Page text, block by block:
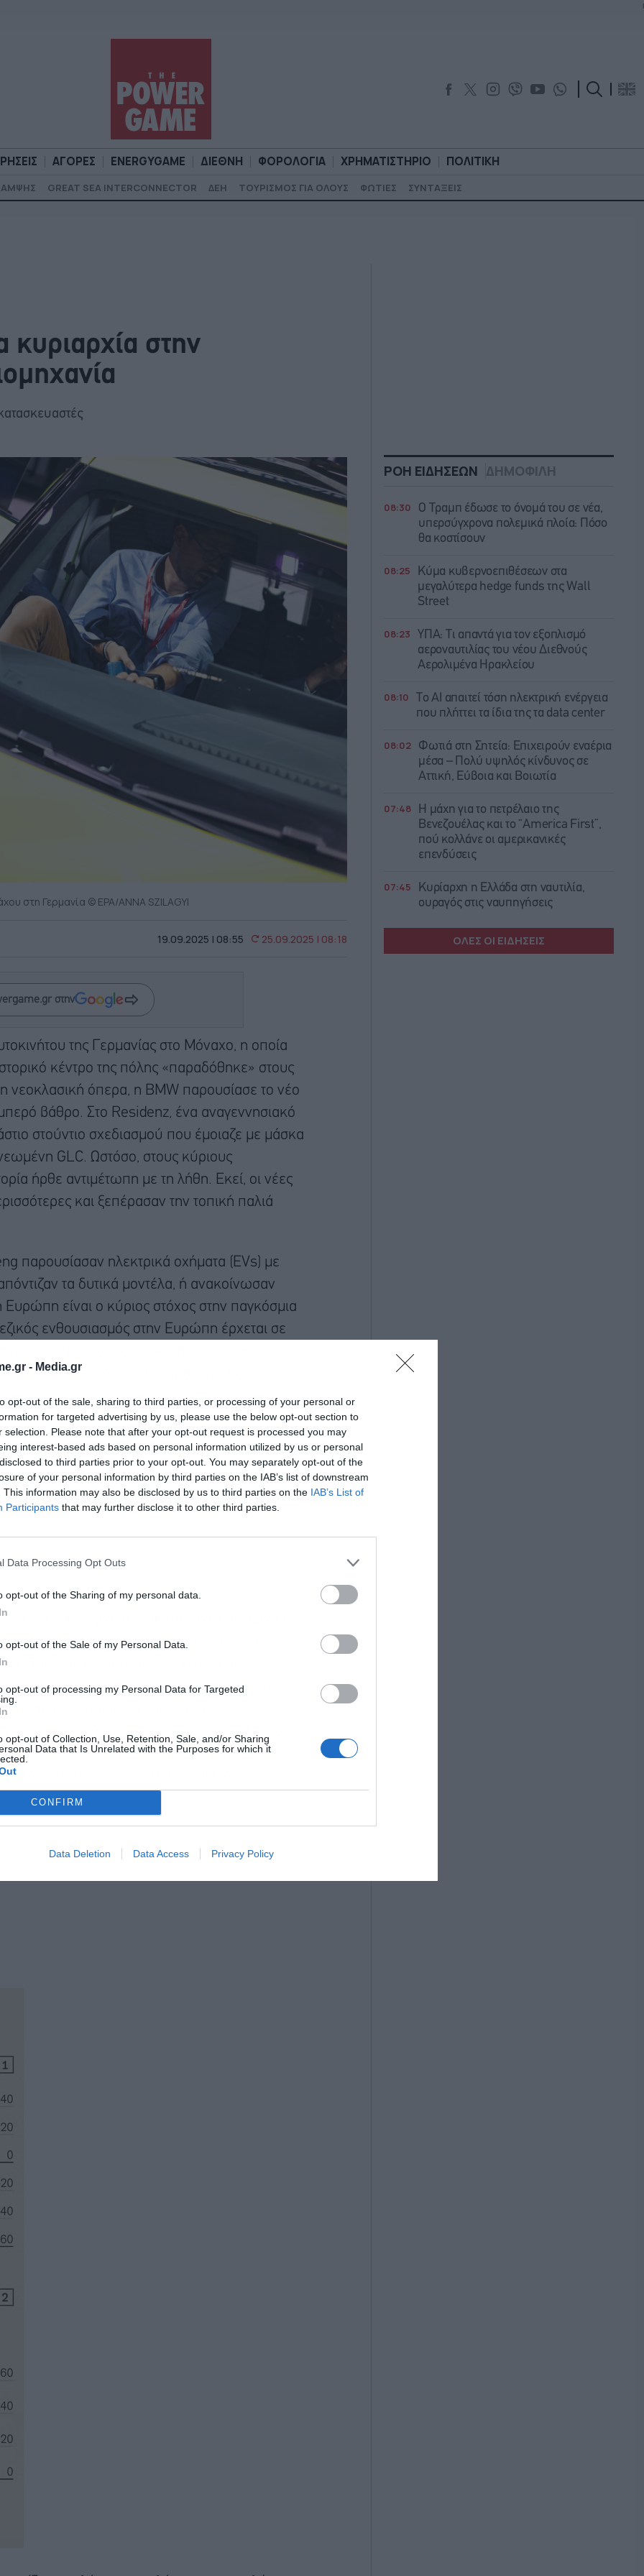
- Media.gr
opt-out of the sale, sharing to third parties, or processing of your personal or
for targeted advertising by us, please use the below opt-out section to
selection. Please note that after your opt-out request is processed you may
interest-based ads based on personal information utilized by us or personal
to third parties prior to your opt-out. You may separately opt-out of the
of your personal information by third parties on the IAB’s list of downstream
This information may also be disclosed by us to third parties on the IAB’s List of
Participants that may further disclose it to other third parties.
Data Processing Opt Outs
opt-out of the Sharing of my personal data.
opt-out of the Sale of my Personal Data.
opt-out of processing my Personal Data for Targeted
opt-out of Collection, Use, Retention, Sale, and/or Sharing
Data that Is Unrelated with the Purposes for which it
CONFIRM
Data Deletion Data Access Privacy Policy
ΑΓΟΡΕΣ ENERGYGAME ΔΙΕΘΝΗ ΦΟΡΟΛΟΓΙΑ ΧΡΗΜΑΤΙΣΤΗΡΙΟ ΠΟΛΙΤΙΚΗ
GREAT SEA INTERCONNECTOR ΔΕΗ ΤΟΥΡΙΣΜΟΣ ΓΙΑ ΟΛΟΥΣ ΦΩΤΙΕΣ ΣΥΝΤΑΞΕΙΣ
στην
στη Γερμανία © EPA/ANNA SZILAGYI
19.09.2025 | 08:55 25.09.2025 | 08:18
στην
της Γερμανίας στο Μόναχο, η οποία
κέντρο της πόλης «παραδόθηκε» στους
όπερα, η BMW παρουσίασε το νέο
βάθρο. Στο Residenz, ένα αναγεννησιακό
στούντιο σχεδιασμού που έμοιαζε με μάσκα
GLC. Ωστόσο, στους κύριους
ήρθε αντιμέτωπη με τη λήθη. Εκεί, οι νέες
και ξεπέρασαν την τοπική παλιά
παρουσίασαν ηλεκτρικά οχήματα (EVs) με
τα δυτικά μοντέλα, ή ανακοίνωσαν
είναι ο κύριος στόχος στην παγκόσμια
ενθουσιασμός στην Ευρώπη έρχεται σε
της χώρας, όπου μαίνεται ένας
χρόνιας πλεονάζουσας παραγωγικής
κυβέρνησης να καλλιεργήσει αρχικά
να τις προωθήσει στο προσκήνιο της
πριν από 15 χρόνια ότι οι
τις ξένες στη βενζινοκίνηση, αλλά ότι μια
να ευδοκιμήσει σε μια ταχέως
επιδοτήσεις και λοιπή υποστήριξη. Το
νέες εταιρείες και μια αγορά όπου τα
το 60% των πωλήσεων φέτος.
ΡΟΗ ΕΙΔΗΣΕΩΝ ΔΗΜΟΦΙΛΗ
08:30
O Τραμπ έδωσε το όνομά του σε νέα,
υπερσύγχρονα πολεμικά πλοία: Πόσο
θα κοστίσουν
08:25
Κύμα κυβερνοεπιθέσεων στα
μεγαλύτερα hedge funds της Wall
Street
08:23
ΥΠΑ: Τι απαντά για τον εξοπλισμό
αεροναυτιλίας του νέου Διεθνούς
Αερολιμένα Ηρακλείου
08:10
Το AI απαιτεί τόση ηλεκτρική ενέργεια
που πλήττει τα ίδια της τα data center
08:02
Φωτιά στη Σητεία: Επιχειρούν εναέρια
μέσα – Πολύ υψηλός κίνδυνος σε
Αττική, Εύβοια και Βοιωτία
07:48
Η μάχη για το πετρέλαιο της
Βενεζουέλας και το “America First”,
πού κολλάνε οι αμερικανικές
επενδύσεις
07:45
Κυρίαρχη η Ελλάδα στη ναυτιλία,
ουραγός στις ναυπηγήσεις
ΟΛΕΣ ΟΙ ΕΙΔΗΣΕΙΣ